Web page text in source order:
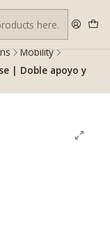
las condiciones.
Mobility
| Doble apoyo y